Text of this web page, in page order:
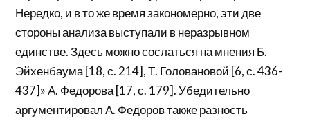
Нередко, и в то же время закономерно, эти две
стороны анализа выступали в неразрывном
единстве. Здесь можно сослаться на мнения Б.
Эйхенбаума [18, с. 214], Т. Головановой [6, с. 436-
437]» А. Федорова [17, с. 179]. Убедительно
аргументировал А. Федоров также разность